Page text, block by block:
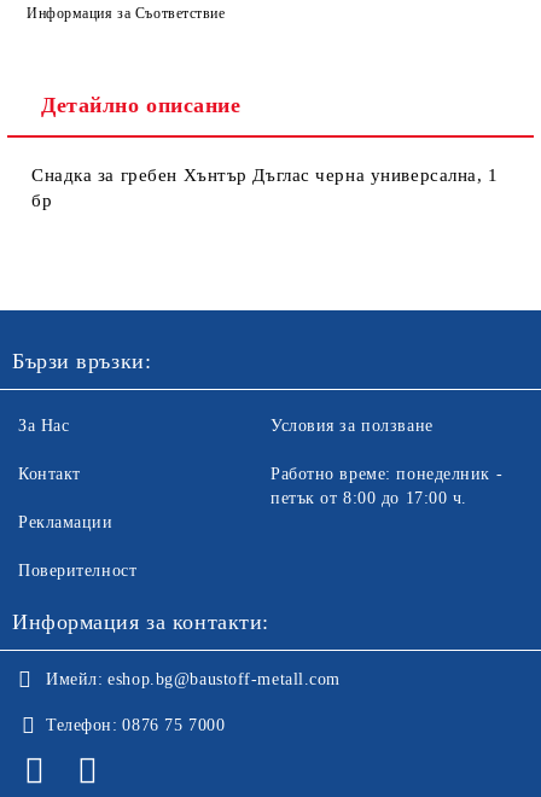
Информация за Съответствие
Детайлно описание
Снадка за гребен Хънтър Дъглас черна универсална, 1
бр
Бързи връзки:
За Нас
Контакт
Рекламации
Поверителност
Условия за ползване
Работно време: понеделник -
петък от 8:00 до 17:00 ч.
Информация за контакти:
Имейл: eshop.bg@baustoff-metall.com
Телефон: 0876 75 7000